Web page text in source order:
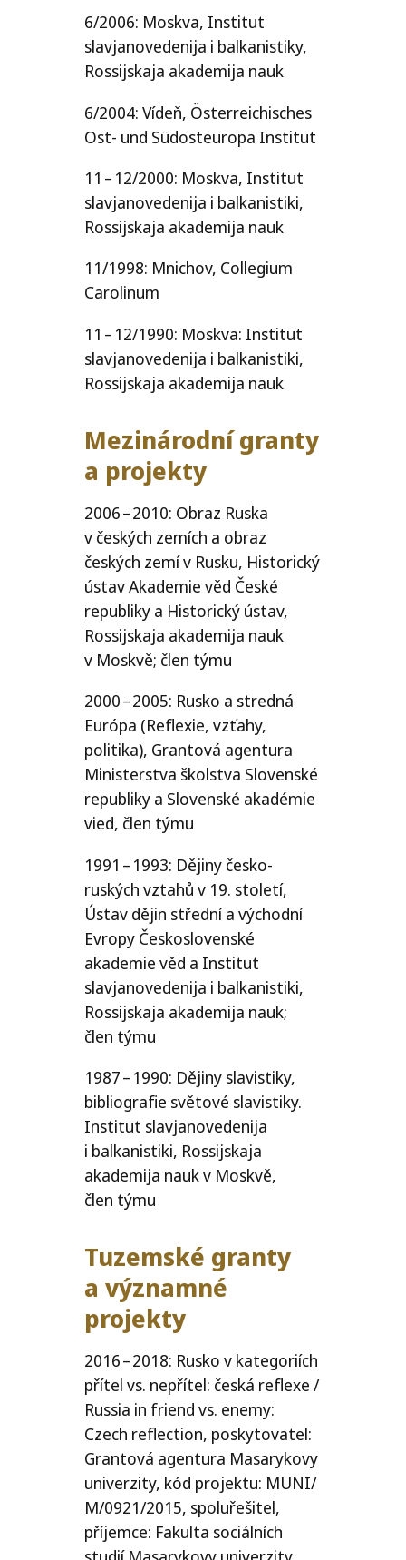
6/​2006: Moskva, Institut
slavjanovedenija i balkanistiky,
Rossijskaja akademija nauk
6/​2004: Vídeň, Österreichisches
Ost- und Südosteuropa Institut
11 – 12/​2000: Moskva, Institut
slavjanovedenija i balkanistiki,
Rossijskaja akademija nauk
11/​1998: Mnichov, Collegium
Carolinum
11 – 12/​1990: Moskva: Institut
slavjanovedenija i balkanistiki,
Rossijskaja akademija nauk
Mezinárodní granty
a projekty
2006 – 2010: Obraz Ruska
v českých zemích a obraz
českých zemí v Rusku, Historický
ústav Akademie věd České
republiky a Historický ústav,
Rossijskaja akademija nauk
v Moskvě; člen týmu
2000 – 2005: Rusko a stredná
Európa (Reflexie, vzťahy,
politika), Grantová agentura
Ministerstva školstva Slovenské
republiky a Slovenské akadémie
vied, člen týmu
1991 – 1993: Dějiny česko-
ruských vztahů v 19. století,
Ústav dějin střední a východní
Evropy Československé
akademie věd a Institut
slavjanovedenija i balkanistiki,
Rossijskaja akademija nauk;
člen týmu
1987 – 1990: Dějiny slavistiky,
bibliografie světové slavistiky.
Institut slavjanovedenija
i balkanistiki, Rossijskaja
akademija nauk v Moskvě,
člen týmu
Tuzemské granty
a významné
projekty
2016 – 2018: Rusko v kategoriích
přítel vs. nepřítel: česká reflexe /​
Russia in friend vs. enemy:
Czech reflection, poskytovatel:
Grantová agentura Masarykovy
univerzity, kód projektu: MUNI/​
M/​0921/​2015, spoluřešitel,
příjemce: Fakulta sociálních